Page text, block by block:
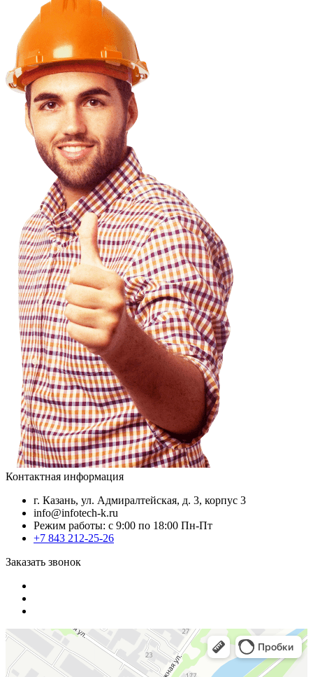
Контактная информация
г. Казань, ул. Адмиралтейская, д. 3, корпус 3
info@infotech-k.ru
Режим работы: с 9:00 по 18:00 Пн-Пт
+7 843 212-25-26
Заказать звонок